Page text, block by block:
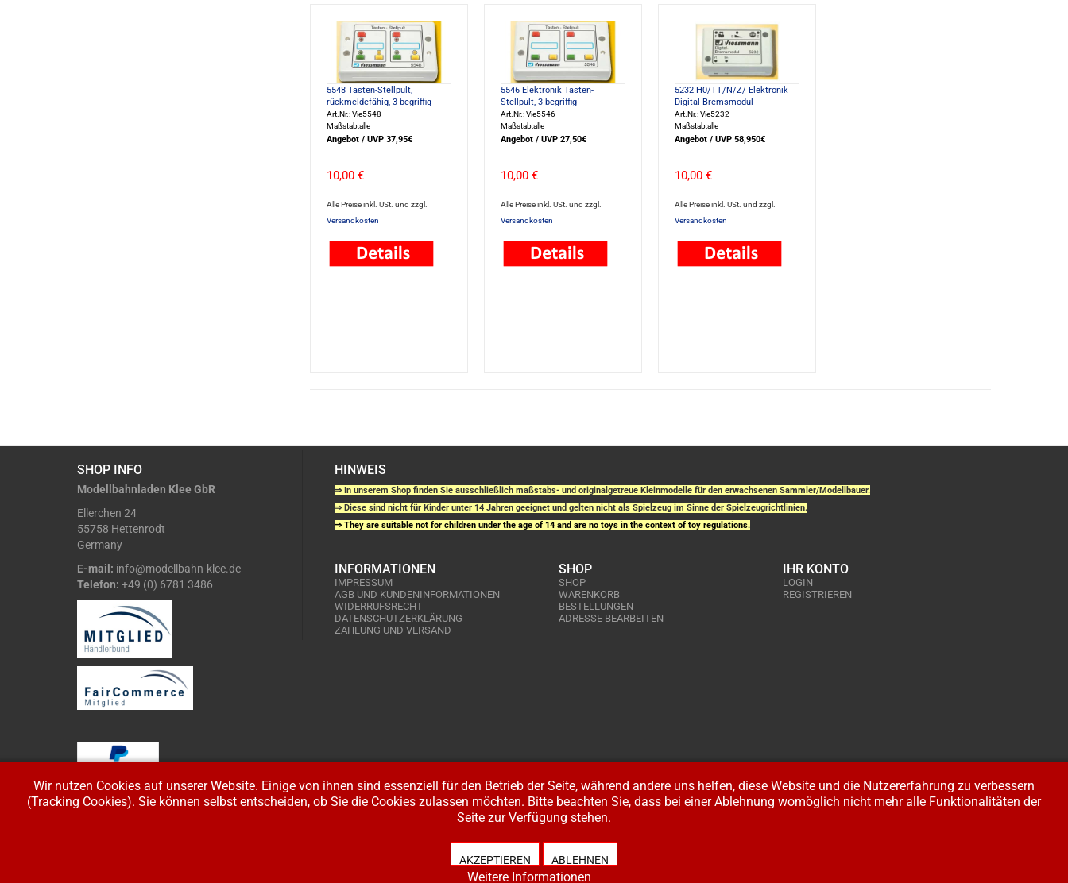
5548 Tasten-Stellpult,
rückmeldefähig, 3-begriffig
Art.Nr.: Vie5548
Maßstab:alle
Angebot / UVP 37,95€
10,00 €
Alle Preise inkl. USt. und zzgl.
Versandkosten
5546 Elektronik Tasten-
Stellpult, 3-begriffig
Art.Nr.: Vie5546
Maßstab:alle
Angebot / UVP 27,50€
10,00 €
Alle Preise inkl. USt. und zzgl.
Versandkosten
5232 H0/TT/N/Z/ Elektronik
Digital-Bremsmodul
Art.Nr.: Vie5232
Maßstab:alle
Angebot / UVP 58,950€
10,00 €
Alle Preise inkl. USt. und zzgl.
Versandkosten
SHOP INFO
Modellbahnladen Klee GbR
Ellerchen 24
55758 Hettenrodt
Germany
E-mail: info@modellbahn-klee.de
Telefon: +49 (0) 6781 3486
HINWEIS
⇒ In unserem Shop finden Sie ausschließlich maßstabs- und originalgetreue Kleinmodelle für den erwachsenen Sammler/Modellbauer.
⇒ Diese sind nicht für Kinder unter 14 Jahren geeignet und gelten nicht als Spielzeug im Sinne der Spielzeugrichtlinien.
⇒ They are suitable not for children under the age of 14 and are no toys in the context of toy regulations.
INFORMATIONEN
IMPRESSUM
AGB UND KUNDENINFORMATIONEN
WIDERRUFSRECHT
DATENSCHUTZERKLÄRUNG
ZAHLUNG UND VERSAND
SHOP
SHOP
WARENKORB
BESTELLUNGEN
ADRESSE BEARBEITEN
IHR KONTO
LOGIN
REGISTRIEREN
Wir nutzen Cookies auf unserer Website. Einige von ihnen sind essenziell für den Betrieb der Seite, während andere uns helfen, diese Website und die Nutzererfahrung zu verbessern
(Tracking Cookies). Sie können selbst entscheiden, ob Sie die Cookies zulassen möchten. Bitte beachten Sie, dass bei einer Ablehnung womöglich nicht mehr alle Funktionalitäten der
Seite zur Verfügung stehen.
AKZEPTIEREN ABLEHNEN
Weitere Informationen